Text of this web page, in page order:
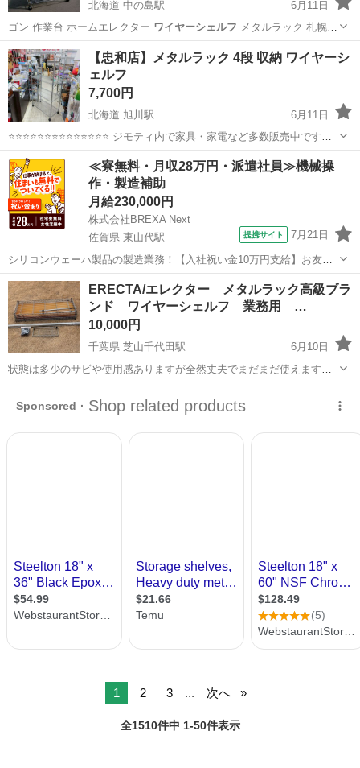
北海道 中の島駅
6月11日
ゴン 作業台 ホームエレクター ワイヤーシェルフ メタルラック 札幌市
豊平区 …
北海道 札幌市 中の島駅 収納家具
【忠和店】メタルラック 4段 収納 ワイヤーシ
ェルフ
7,700円
北海道 旭川駅
6月11日
⭐⭐⭐⭐⭐⭐⭐⭐⭐⭐⭐⭐⭐⭐ ジモティ内で家具・家電など多数販売中です
⭐⭐⭐⭐⭐⭐⭐⭐⭐⭐⭐⭐⭐⭐ 【商品説明】 サイズ(約)幅90cm 奥行45cm 高
185cm 中古品の為、キズ汚れなど...
北海道 旭川市 旭川駅 収納家具 ワイヤーシェルフ
≪寮無料・月収28万円・派遣社員≫機械操
作・製造補助
月給230,000円
株式会社BREXA Next
佐賀県 東山代駅
提携サイト 7月21日
シリコンウェーハ製品の製造業務！【入社祝い金10万円支給】お友達
やカップルとの応募OK◎年間休日129日＆休出なしでプライベート充
実♪業務はクリーンルームで快適作業◎自社正社員登用制度あり★1食
300円～の格安食堂あり！《佐...
佐賀 伊万里市 その他
ERECTA/エレクター メタルラック高級ブラ
ンド ワイヤーシェルフ 業務用 …
10,000円
千葉県 芝山千代田駅
6月10日
状態は多少のサビや使用感ありますが全然丈夫でまだまだ使えます！
対価重など詳しいスペックはエレクターの公式サイトなどでお調べ下
さいm(_ _)m H1900 W1200 D450 付属物も全てあります アクリルパネ
1 2 3 ... 次へ
全1510件中 1-50件表示